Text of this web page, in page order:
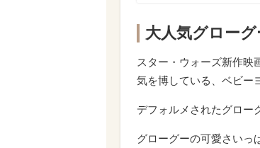
大人気グロー
スター・ウォーズ新作映
気を博している、ベビー
デフォルメされたグロー
グローグーの可愛さいっ